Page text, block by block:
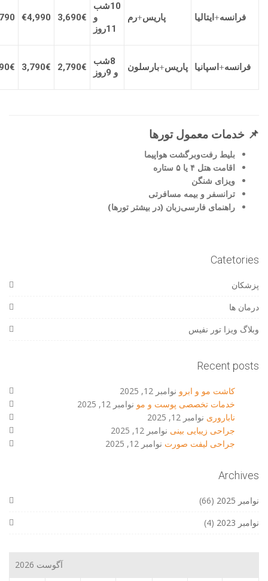
فرانسه+ ایتالیا پاریس+رم
10شب
و
11روز
3,690€
€4,990
فرانسه+ اسپانیا پاریس+بارسلون
8شب
و 9روز
2,790€
3,790€
€
📌 خدمات معمول تورها
بلیط رفت‌وبرگشت هواپیما
اقامت هتل ۴ یا ۵ ستاره
ویزای شنگن
ترانسفر و بیمه مسافرتی
راهنمای فارسی‌زبان (در بیشتر تورها)
Catetories
پزشکان
درمان ها
وبلاگ ویزا تور نفیس
Recent posts
کاشت مو و ابرو نوامبر 12, 2025
خدمات تخصصی پوست و مو نوامبر 12, 2025
ناباروری نوامبر 12, 2025
جراحی زیبایی بینی نوامبر 12, 2025
جراحی لیفت صورت نوامبر 12, 2025
Archives
نوامبر 2025
(66)
نوامبر 2023
(4)
آگوست 2026